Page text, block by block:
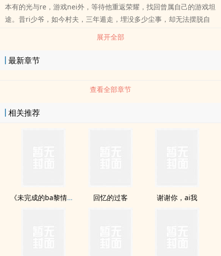
本有的光与re，游戏nei外，等待他重返荣耀，找回曾属自己的游戏坦
途。昔ri少爷，如今村夫，三年遁走，埋没多少尘事，却无法摆脱自
shen应有的缘与命，漫漫人生，等待他重新站起，突破束缚自己的万
千桎梏。这是一个退役职业选手，作为老鸟玩家在游戏里装bi的故
事。但命运当前，游戏nei外的他是否能够把握自己的选择，然后重新
展开全部
最新章节
查看全部章节
相关推荐
《未完成的ba黎情歌》 回忆的过客 谢谢你，ai我